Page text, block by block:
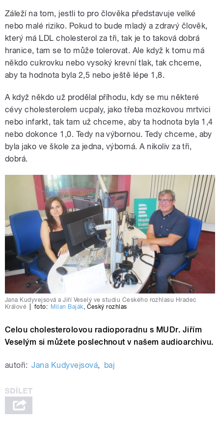
Záleží na tom, jestli to pro člověka představuje velké
nebo malé riziko. Pokud to bude mladý a zdravý člověk,
který má LDL cholesterol za tři, tak je to taková dobrá
hranice, tam se to může tolerovat. Ale když k tomu má
někdo cukrovku nebo vysoký krevní tlak, tak chceme,
aby ta hodnota byla 2,5 nebo ještě lépe 1,8.
A když někdo už prodělal příhodu, kdy se mu některé
cévy cholesterolem ucpaly, jako třeba mozkovou mrtvici
nebo infarkt, tak tam už chceme, aby ta hodnota byla 1,4
nebo dokonce 1,0. Tedy na výbornou. Tedy chceme, aby
byla jako ve škole za jedna, výborná. A nikoliv za tři,
dobrá.
Jana Kudyvejsová a Jiří Veselý ve studiu Českého rozhlasu Hradec
Králové
foto: Milan Baják, Český rozhlas
Celou cholesterolovou radioporadnu s MUDr. Jiřím
Veselým si můžete poslechnout v našem audioarchivu.
autoři: Jana Kudyvejsová, baj